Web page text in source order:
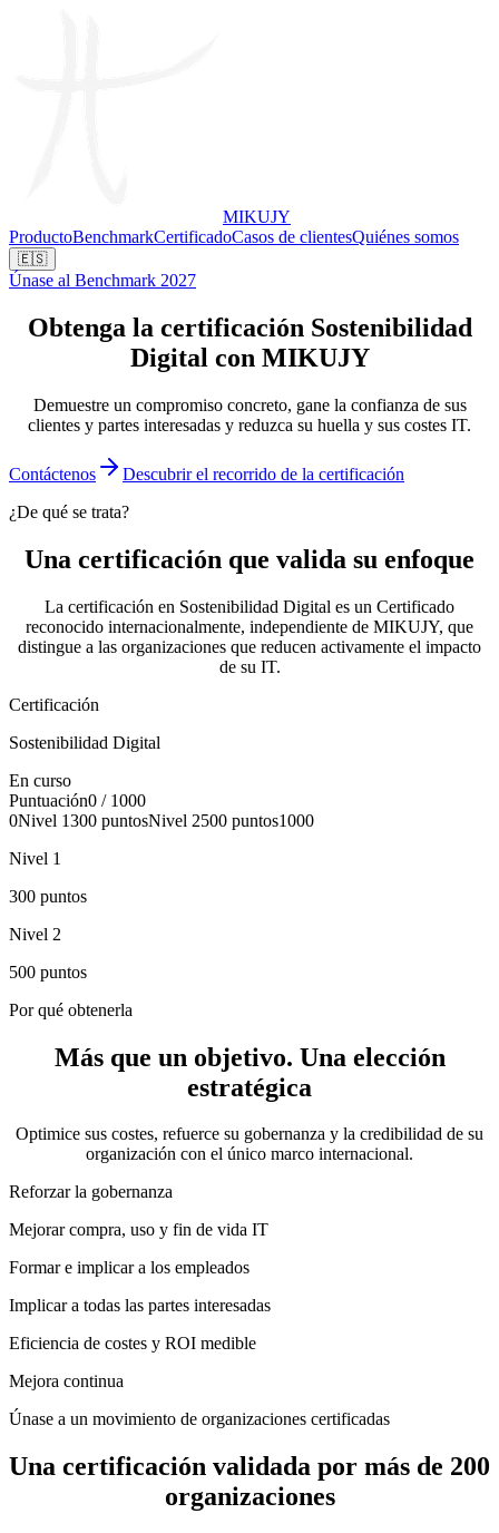
MIKUJY
ProductoBenchmarkCertificadoCasos de clientesQuiénes somos
🇪🇸
Únase al Benchmark 2027
Obtenga la certificación Sostenibilidad
Digital con MIKUJY
Demuestre un compromiso concreto, gane la confianza de sus
clientes y partes interesadas y reduzca su huella y sus costes IT.
Contáctenos
Descubrir el recorrido de la certificación
¿De qué se trata?
Una certificación que valida su enfoque
La certificación en Sostenibilidad Digital es un Certificado
reconocido internacionalmente, independiente de MIKUJY, que
distingue a las organizaciones que reducen activamente el impacto
de su IT.
Certificación
Sostenibilidad Digital
En curso
Puntuación0 / 1000
0Nivel 1300 puntosNivel 2500 puntos1000
Nivel 1
300 puntos
Nivel 2
500 puntos
Por qué obtenerla
Más que un objetivo. Una elección
estratégica
Optimice sus costes, refuerce su gobernanza y la credibilidad de su
organización con el único marco internacional.
Reforzar la gobernanza
Mejorar compra, uso y fin de vida IT
Formar e implicar a los empleados
Implicar a todas las partes interesadas
Eficiencia de costes y ROI medible
Mejora continua
Únase a un movimiento de organizaciones certificadas
Una certificación validada por más de 200
organizaciones